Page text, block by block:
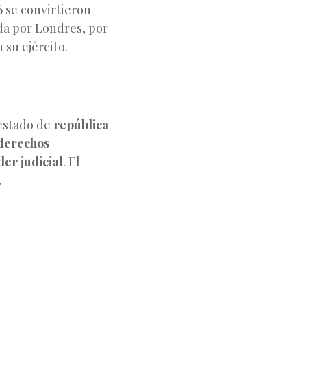
se convirtieron
por Londres, por
su ejército.
de república
judicial. El
.